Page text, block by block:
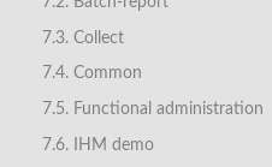
7.3. Collect
7.4. Common
7.5. Functional administration
7.6. IHM demo